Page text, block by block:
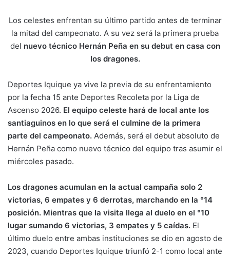
Los celestes enfrentan su último partido antes de terminar
la mitad del campeonato. A su vez será la primera prueba
del nuevo técnico Hernán Peña en su debut en casa con
los dragones.
Deportes Iquique ya vive la previa de su enfrentamiento
por la fecha 15 ante Deportes Recoleta por la Liga de
Ascenso 2026. El equipo celeste hará de local ante los
santiaguinos en lo que será el culmine de la primera
parte del campeonato. Además, será el debut absoluto de
Hernán Peña como nuevo técnico del equipo tras asumir el
miércoles pasado.
Los dragones acumulan en la actual campaña solo 2
victorias, 6 empates y 6 derrotas, marchando en la °14
posición. Mientras que la visita llega al duelo en el °10
lugar sumando 6 victorias, 3 empates y 5 caídas. El
último duelo entre ambas instituciones se dio en agosto de
2023, cuando Deportes Iquique triunfó 2-1 como local ante